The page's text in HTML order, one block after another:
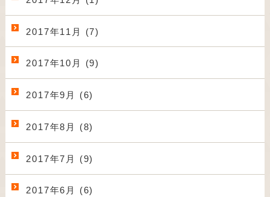
2017年11月 (7)
2017年10月 (9)
2017年9月 (6)
2017年8月 (8)
2017年7月 (9)
2017年6月 (6)